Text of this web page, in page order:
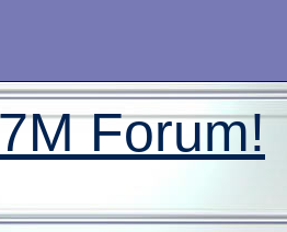
Forum!